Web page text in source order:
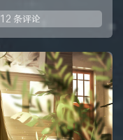
12 条评论